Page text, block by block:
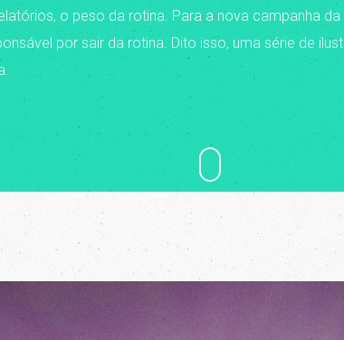
o peso da rotina. Para a nova campanha
por sair da rotina. Dito isso, uma série de